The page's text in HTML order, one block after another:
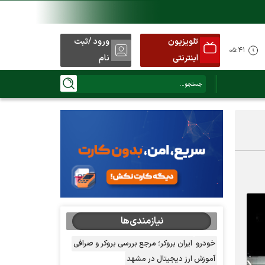
تلویزیون
اینترنتی
ورود /ثبت
نام
نیازمندی‌ها
خودرو ایران بروکر؛ مرجع بررسی بروکر و صرافی
آموزش ارز دیجیتال در مشهد